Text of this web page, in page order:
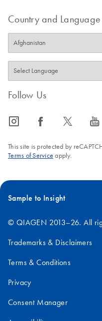
Country and Language
Follow Us
icon_0065_instagram-s icon_0064_facebook-s icon_0340_cc_gen_x-s icon_0077_youtube-s
This site is protected by
Terms of Service apply.
Sample to Insight
© QIAGEN 2013–26. All
Trademarks & Disclaimers
Terms & Conditions
Privacy
Consent Manager